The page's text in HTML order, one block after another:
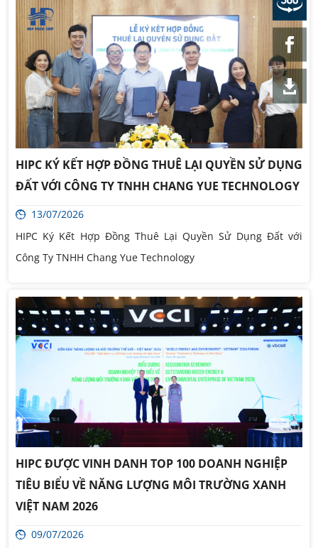
HIPC KÝ KẾT HỢP ĐỒNG THUÊ LẠI QUYỀN SỬ DỤNG
ĐẤT VỚI CÔNG TY TNHH CHANG YUE TECHNOLOGY
13/07/2026
HIPC Ký Kết Hợp Đồng Thuê Lại Quyền Sử Dụng Đất với
Công Ty TNHH Chang Yue Technology
HIPC ĐƯỢC VINH DANH TOP 100 DOANH NGHIỆP
TIÊU BIỂU VỀ NĂNG LƯỢNG MÔI TRƯỜNG XANH
VIỆT NAM 2026
09/07/2026